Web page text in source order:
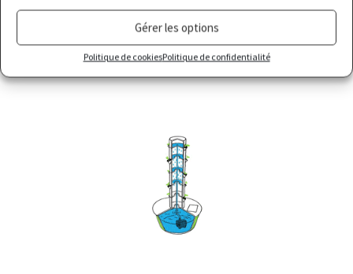
Gérer les options
Politique de cookiesPolitique de confidentialité